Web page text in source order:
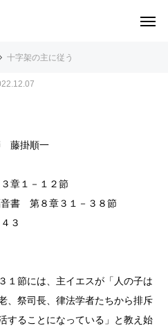
十字架の主に従う
藤掛順一
章１－１２節
音書 第８章３１－３８節
３
１節には、主イエスが「人の子は
、祭司長、律法学者たちから排斥
することになっている」と教え始